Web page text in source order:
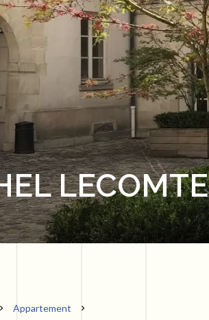
LECOMTE
Appartement